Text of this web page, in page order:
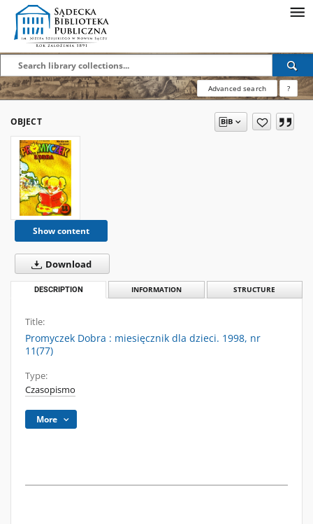
Advanced search ?
OBJECT
Show content
Download
DESCRIPTION INFORMATION STRUCTURE
Title:
Promyczek Dobra : miesięcznik dla dzieci. 1998, nr
11(77)
Type:
Czasopismo
More